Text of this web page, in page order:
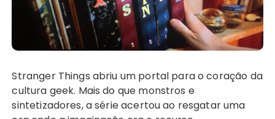
Stranger Things abriu um portal para o coração da
cultura geek. Mais do que monstros e
sintetizadores, a série acertou ao resgatar uma